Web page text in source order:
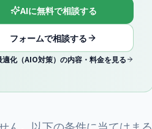
AIに無料で相談する
フォームで相談する
化（AIO対策）の内容・料金を見る